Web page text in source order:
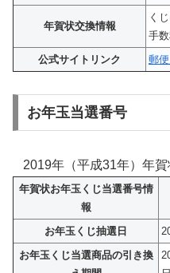
年賀状交換情報
く
手
公式サイトリンク
郵
お年玉当選番号
2019年（平成31年）年
年賀状お年玉くじ当選番号情
報
お年玉くじ抽選日
お年玉くじ当選商品の引き換